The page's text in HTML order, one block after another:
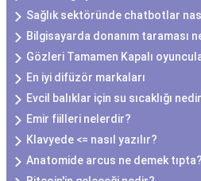
Sağlık sektöründe chatbotlar
Bilgisayarda donanım taraması
Gözleri Tamamen Kapalı
En iyi difüzör markaları
Evcil balıklar için su sıcaklığı
Emir fiilleri nelerdir?
Klavyede <= nasıl yazılır?
Anatomide arcus ne demek tıpta?